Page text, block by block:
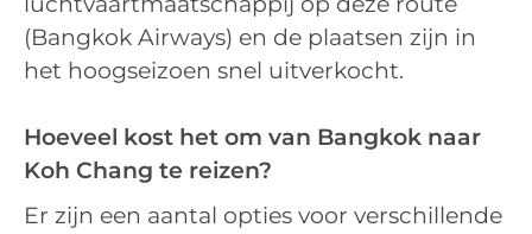
(Bangkok Airways) en de plaatsen zijn in
het hoogseizoen snel uitverkocht.
Hoeveel kost het om van Bangkok naar
Koh Chang te reizen?
Er zijn een aantal opties voor verschillende